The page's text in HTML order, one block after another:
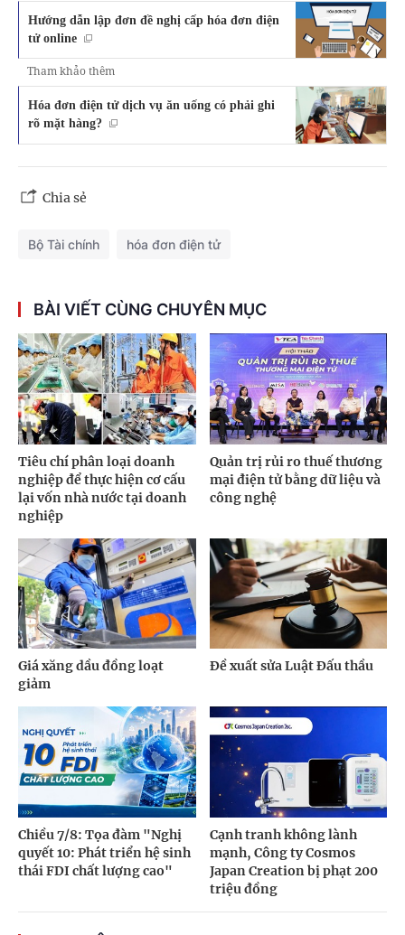
Hướng dẫn lập đơn đề nghị cấp hóa đơn điện
tử online
Tham khảo thêm
Hóa đơn điện tử dịch vụ ăn uống có phải ghi
rõ mặt hàng?
Chia sẻ
Bộ Tài chính hóa đơn điện tử
BÀI VIẾT CÙNG CHUYÊN MỤC
Tiêu chí phân loại doanh
nghiệp để thực hiện cơ cấu
lại vốn nhà nước tại doanh
nghiệp
Quản trị rủi ro thuế thương
mại điện tử bằng dữ liệu và
công nghệ
Giá xăng dầu đồng loạt
giảm
Đề xuất sửa Luật Đấu thầu
Chiều 7/8: Tọa đàm "Nghị
quyết 10: Phát triển hệ sinh
thái FDI chất lượng cao"
Cạnh tranh không lành
mạnh, Công ty Cosmos
Japan Creation bị phạt 200
triệu đồng